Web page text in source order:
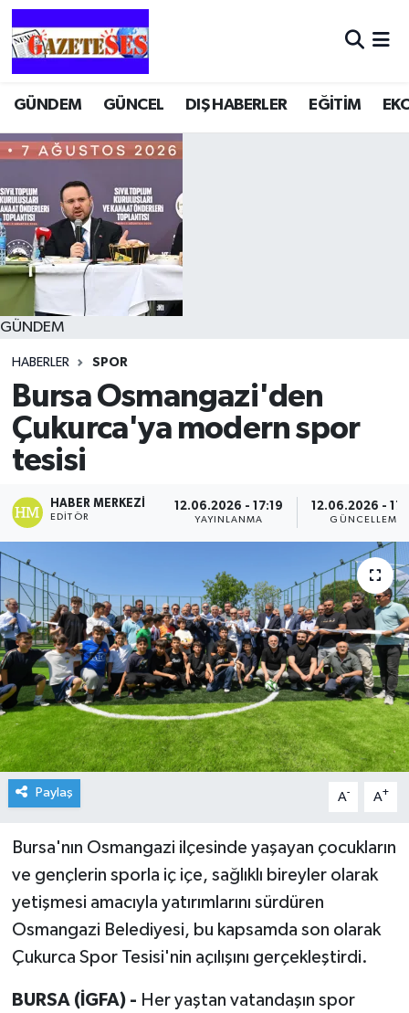
GÜNDEM GÜNCEL DIŞ HABERLER EĞİTİM
GÜNDEM
HABERLER SPOR
Bursa Osmangazi'den
Çukurca'ya modern spor
tesisi
HABER MERKEZI
EDITÖR
12.06.2026 - 17:19
YAYINLANMA
12.06.2026 -
GÜNCELLEME
Paylaş A- A+
Bursa'nın Osmangazi ilçesinde yaşayan çocukların
ve gençlerin sporla iç içe, sağlıklı bireyler olarak
yetişmesi amacıyla yatırımlarını sürdüren
Osmangazi Belediyesi, bu kapsamda son olarak
Çukurca Spor Tesisi'nin açılışını gerçekleştirdi.
BURSA (İGFA) - Her yaştan vatandaşın spor